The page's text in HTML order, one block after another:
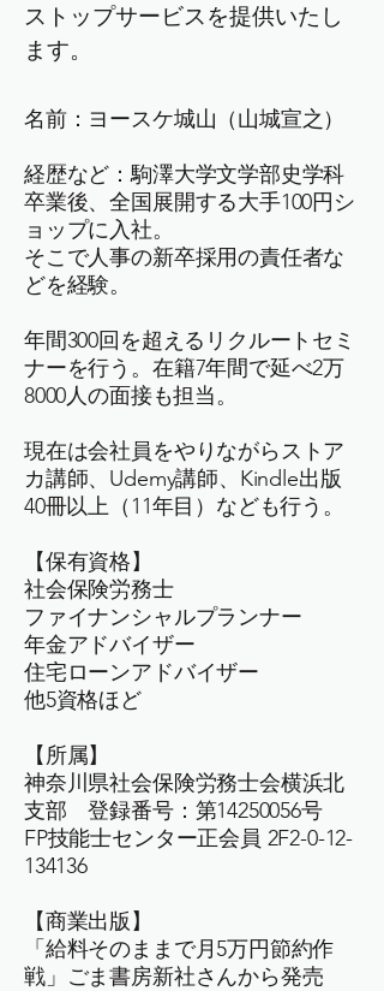
ストップサービスを提供いたし
ます。
名前：ヨースケ城山（山城宣之）
経歴など：駒澤大学文学部史学科
卒業後、全国展開する大手100円シ
ョップに入社。
そこで人事の新卒採用の責任者な
どを経験。
年間300回を超えるリクルートセミ
ナーを行う。在籍7年間で延べ2万
8000人の面接も担当。
現在は会社員をやりながらストア
カ講師、Udemy講師、Kindle出版
40冊以上（11年目）なども行う。
【保有資格】
社会保険労務士
ファイナンシャルプランナー
年金アドバイザー
住宅ローンアドバイザー
他5資格ほど
【所属】
神奈川県社会保険労務士会横浜北
支部 登録番号：第14250056号
FP技能士センター正会員 2F2-0-12-
134136
【商業出版】
「給料そのままで月5万円節約作
戦」ごま書房新社さんから発売